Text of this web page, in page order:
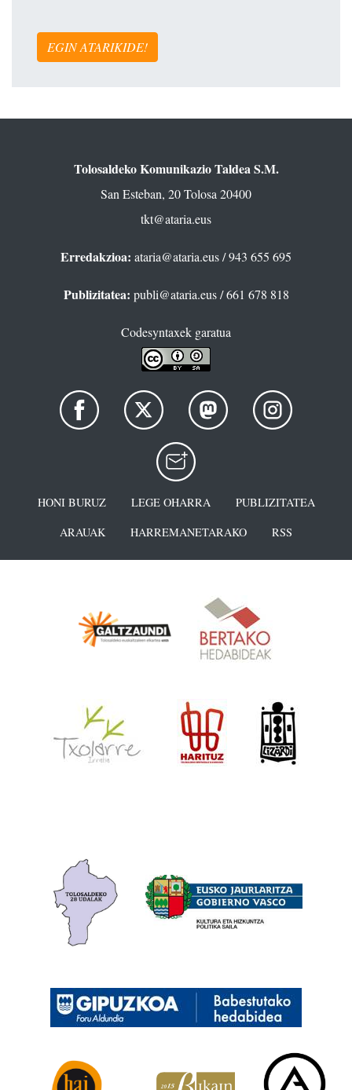
EGIN ATARIKIDE!
Tolosaldeko Komunikazio Taldea S.M.
San Esteban, 20 Tolosa 20400
tkt@ataria.eus
Erredakzioa: ataria@ataria.eus/ 943 655 695
Publizitatea: publi@ataria.eus/ 661 678 818
Codesyntaxek garatua
HONI BURUZ LEGE OHARRA
PUBLIZITATEA
ARAUAK
HARREMANETARAKO RSS